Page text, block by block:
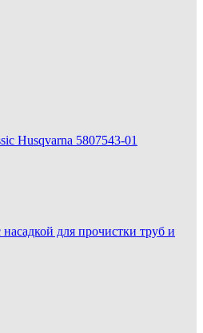
Husqvarna 5807543-01